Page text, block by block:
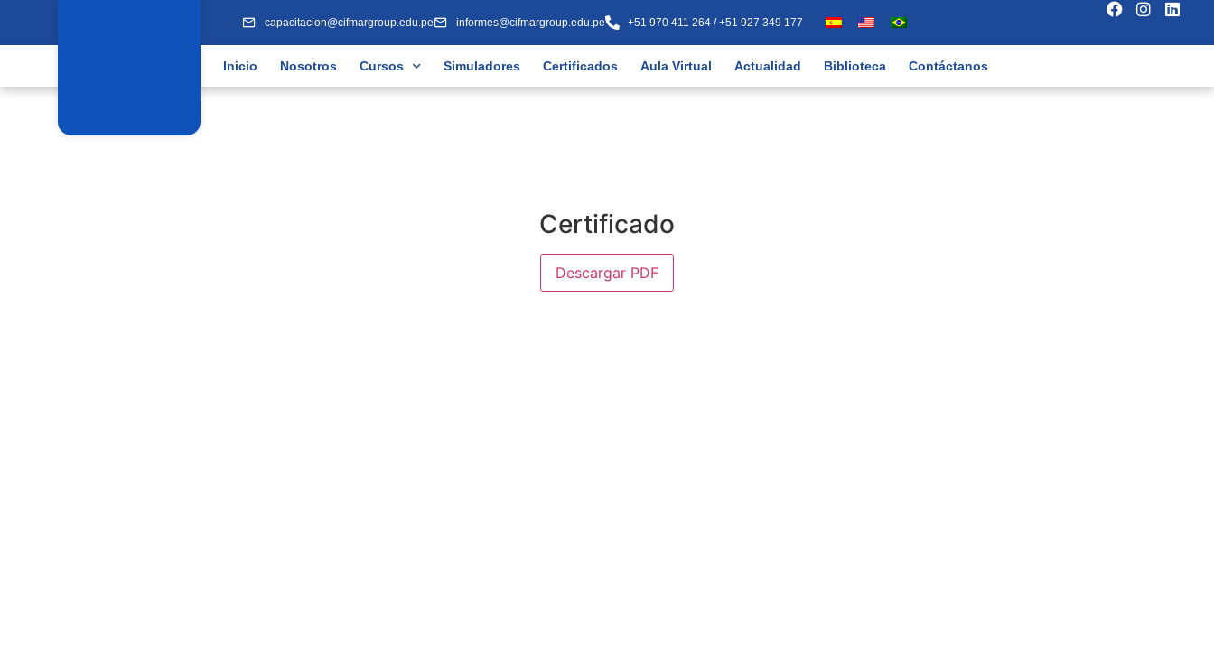
capacitacion@cifmargroup.edu.pe informes@cifmargroup.edu.pe +51 970 411 264 / +51 927 349 177
Inicio Nosotros Cursos Simuladores Certificados Aula Virtual Actualidad Biblioteca Contáctanos
Certificado
Descargar PDF